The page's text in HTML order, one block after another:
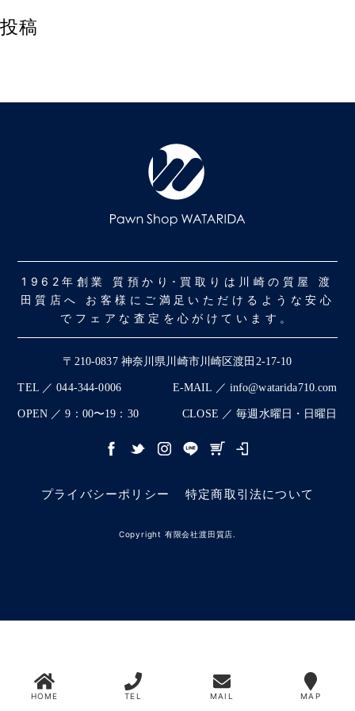
投稿
1962年創業 質預かり･買取りは川崎の質屋 渡
田質店へ お客様にご満足いただけるような安心
でフェアな査定を心がけています。
〒210-0837 神奈川県川崎市川崎区渡田2-17-10
TEL ／ 044-344-0006 E-MAIL ／ info@watarida710.com
OPEN ／ 9：00〜19：30 CLOSE ／ 毎週水曜日・日曜日
プライバシーポリシー 特定商取引法について
Copyright 有限会社渡田質店.
HOME TEL MAIL MAP